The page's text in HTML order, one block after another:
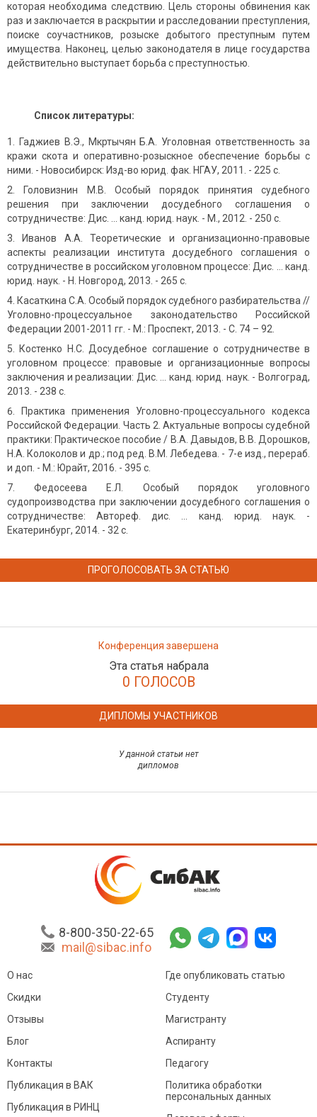
которая необходима следствию. Цель стороны обвинения как
раз и заключается в раскрытии и расследовании преступления,
поиске соучастников, розыске добытого преступным путем
имущества. Наконец, целью законодателя в лице государства
действительно выступает борьба с преступностью.
Список литературы:
Гаджиев В.Э., Мкртычян Б.А. Уголовная ответственность за
кражи скота и оперативно-розыскное обеспечение борьбы с
ними. - Новосибирск: Изд-во юрид. фак. НГАУ, 2011. - 225 с.
Головизнин М.В. Особый порядок принятия судебного
решения при заключении досудебного соглашения о
сотрудничестве: Дис. ... канд. юрид. наук. - М., 2012. - 250 с.
Иванов А.А. Теоретические и организационно-правовые
аспекты реализации института досудебного соглашения о
сотрудничестве в российском уголовном процессе: Дис. ... канд.
юрид. наук. - Н. Новгород, 2013. - 265 с.
Касаткина С.А. Особый порядок судебного разбирательства //
Уголовно-процессуальное законодательство Российской
Федерации 2001-2011 гг. - М.: Проспект, 2013. - С. 74 – 92.
Костенко Н.С. Досудебное соглашение о сотрудничестве в
уголовном процессе: правовые и организационные вопросы
заключения и реализации: Дис. ... канд. юрид. наук. - Волгоград,
2013. - 238 с.
Практика применения Уголовно-процессуального кодекса
Российской Федерации. Часть 2. Актуальные вопросы судебной
практики: Практическое пособие / В.А. Давыдов, В.В. Дорошков,
Н.А. Колоколов и др.; под ред. В.М. Лебедева. - 7-е изд., перераб.
и доп. - М.: Юрайт, 2016. - 395 с.
Федосеева Е.Л. Особый порядок уголовного
судопроизводства при заключении досудебного соглашения о
сотрудничестве: Автореф. дис. ... канд. юрид. наук. -
Екатеринбург, 2014. - 32 с.
ПРОГОЛОСОВАТЬ ЗА СТАТЬЮ
Конференция завершена
Эта статья набрала
0 ГОЛОСОВ
ДИПЛОМЫ УЧАСТНИКОВ
У данной статьи нет
дипломов
8-800-350-22-65
mail@sibac.info
О нас
Скидки
Отзывы
Блог
Контакты
Где опубликовать статью
Студенту
Магистранту
Аспиранту
Педагогу
Публикация в ВАК
Публикация в РИНЦ
Политика обработки
персональных данных